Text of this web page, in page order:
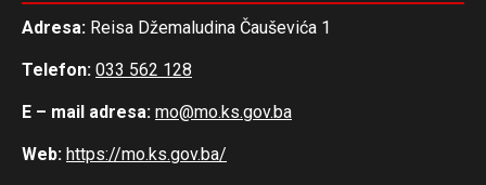
Adresa: Reisa Džemaludina Čauševića 1
Telefon: 033 562 128
E – mail adresa: mo@mo.ks.gov.ba
Web: https://mo.ks.gov.ba/